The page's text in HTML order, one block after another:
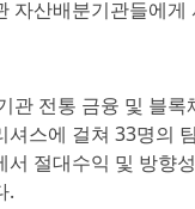
자산배분기관들에
관 전통 금융 및 블
셔스에 걸쳐 33명의
서 절대수익 및 방향
.